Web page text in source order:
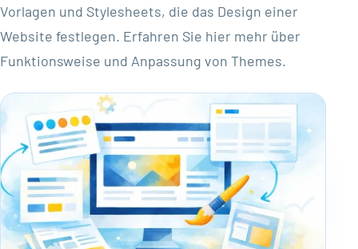
Vorlagen und Stylesheets, die das Design einer
Website festlegen. Erfahren Sie hier mehr über
Funktionsweise und Anpassung von Themes.